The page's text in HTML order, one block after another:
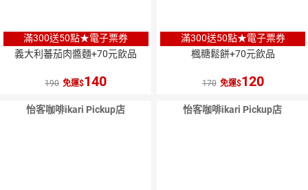
滿300送50點★電子票券
義大利蕃茄肉醬麵+70元飲品
190 免運 140
滿300送50點★電子票券
楓糖鬆餅+70元飲品
170 免運 120
怡客咖啡ikari Pickup店 怡客咖啡ikari Pickup店